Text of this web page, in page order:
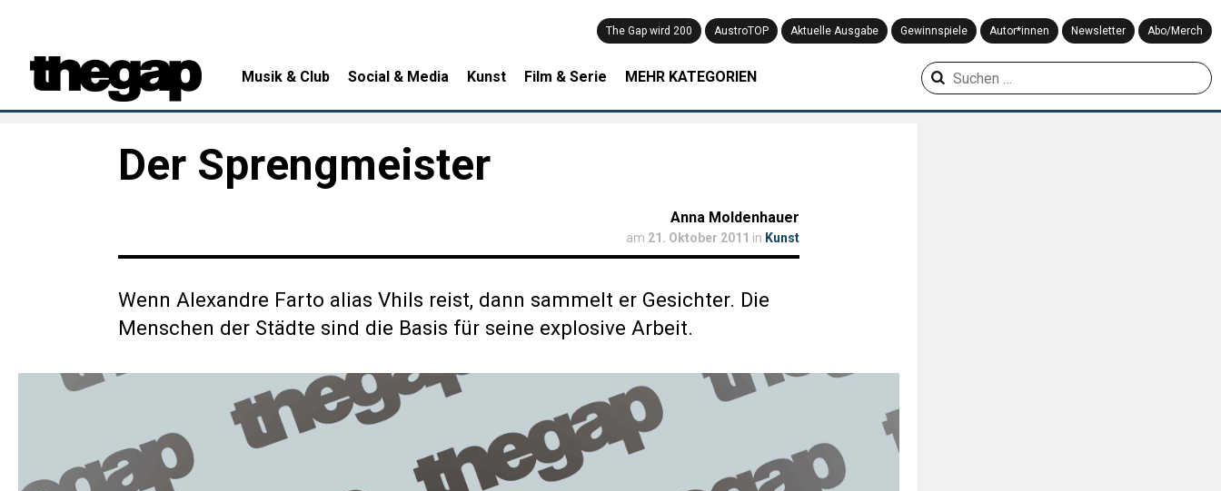
The Gap wird 200 AustroTOP Aktuelle Ausgabe Gewinnspiele Autor*innen Newsletter Abo/Merch
Musik & Club Social & Media Kunst Film & Serie MEHR KATEGORIEN
Suchen
nach:
Der Sprengmeister
Anna Moldenhauer
am 21. Oktober 2011 in Kunst
Wenn Alexandre Farto alias Vhils reist, dann sammelt er Gesichter. Die
Menschen der Städte sind die Basis für seine explosive Arbeit.